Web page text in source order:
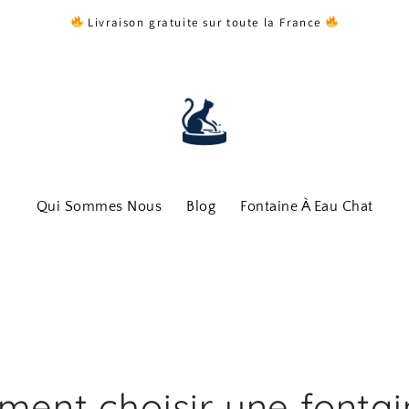
Livraison gratuite sur toute la France
Qui Sommes Nous Blog Fontaine À Eau Chat